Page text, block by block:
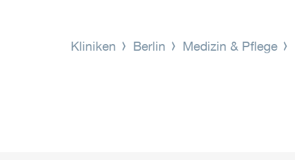
Kliniken Berlin Medizin & Pflege